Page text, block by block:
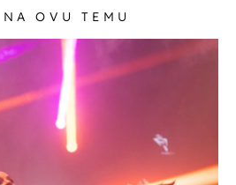
NA OVU TEMU